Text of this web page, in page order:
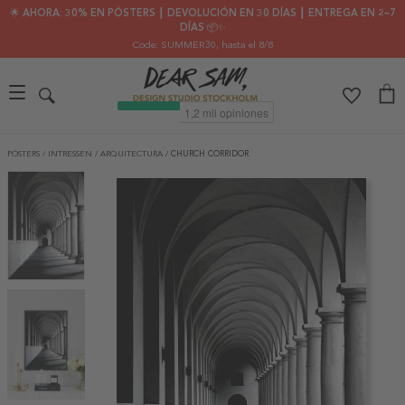
🌟 AHORA: 30% EN PÓSTERS ┃ DEVOLUCIÓN EN 30 DÍAS ┃ ENTREGA EN 2–7
DÍAS 📦✨
Code: SUMMER30, hasta el 8/8
PÓSTERS / INTRESSEN / ARQUITECTURA / CHURCH CORRIDOR